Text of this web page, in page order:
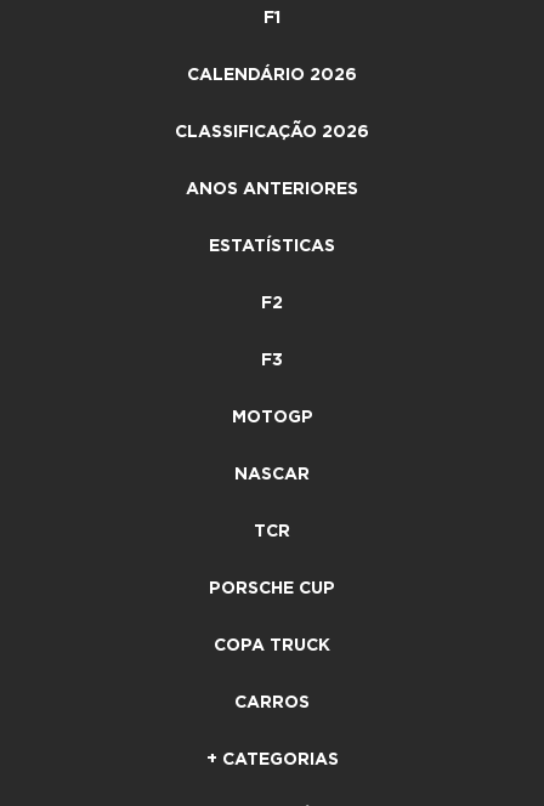
F1
CALENDÁRIO 2026
CLASSIFICAÇÃO 2026
ANOS ANTERIORES
ESTATÍSTICAS
F2
F3
MOTOGP
NASCAR
TCR
PORSCHE CUP
COPA TRUCK
CARROS
+ CATEGORIAS